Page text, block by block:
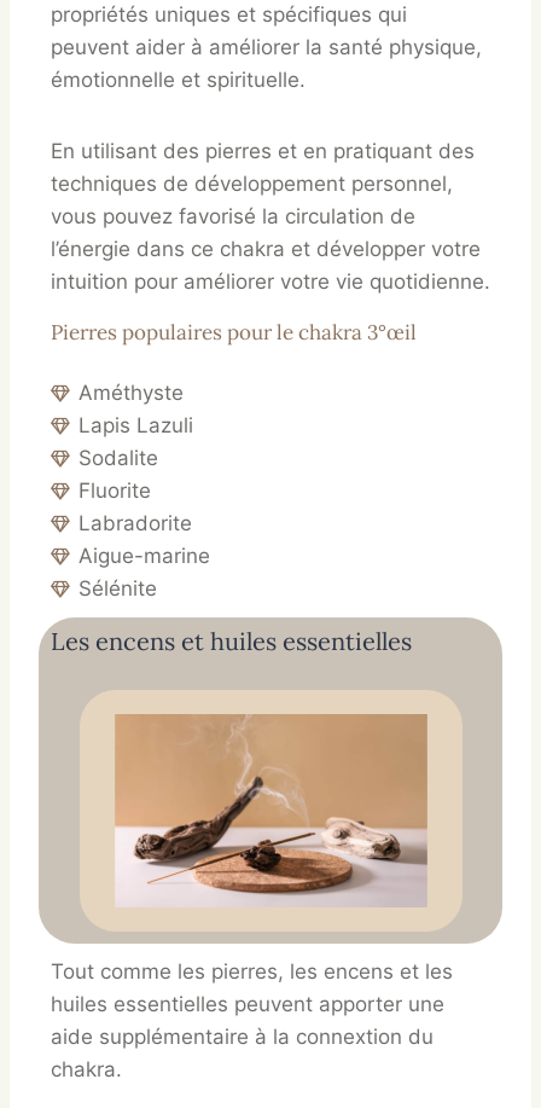
propriétés uniques et spécifiques qui
peuvent aider à améliorer la santé physique,
émotionnelle et spirituelle.
En utilisant des pierres et en pratiquant des
techniques de développement personnel,
vous pouvez favorisé la circulation de
l’énergie dans ce chakra et développer votre
intuition pour améliorer votre vie quotidienne.
Pierres populaires pour le chakra 3°œil
Améthyste
Lapis Lazuli
Sodalite
Fluorite
Labradorite
Aigue-marine
Sélénite
Les encens et huiles essentielles
Tout comme les pierres, les encens et les
huiles essentielles peuvent apporter une
aide supplémentaire à la connextion du
chakra.